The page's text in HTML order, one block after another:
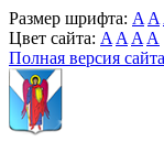
Размер шрифта: A A
Цвет сайта: A A A A
Полная версия сайта